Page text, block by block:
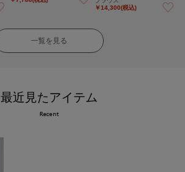
￥14,300(税込)
一覧を見る
最近見たアイテム
Recent